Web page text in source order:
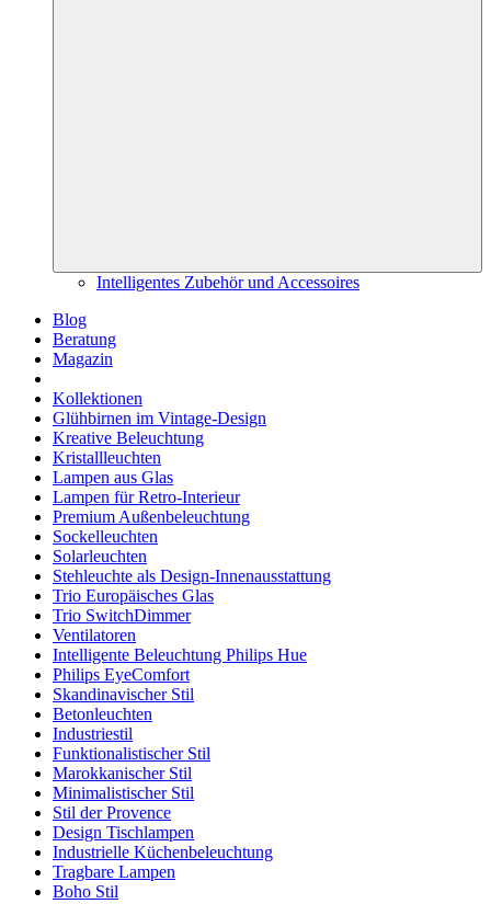
Intelligentes Zubehör und Accessoires
Blog
Beratung
Magazin
Kollektionen
Glühbirnen im Vintage-Design
Kreative Beleuchtung
Kristallleuchten
Lampen aus Glas
Lampen für Retro-Interieur
Premium Außenbeleuchtung
Sockelleuchten
Solarleuchten
Stehleuchte als Design-Innenausstattung
Trio Europäisches Glas
Trio SwitchDimmer
Ventilatoren
Intelligente Beleuchtung Philips Hue
Philips EyeComfort
Skandinavischer Stil
Betonleuchten
Industriestil
Funktionalistischer Stil
Marokkanischer Stil
Minimalistischer Stil
Stil der Provence
Design Tischlampen
Industrielle Küchenbeleuchtung
Tragbare Lampen
Boho Stil